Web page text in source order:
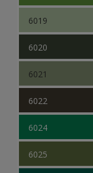
6019
6020
6021
6022
6024
6025